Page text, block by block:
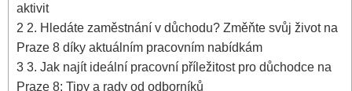
aktivit
2 2. Hledáte zaměstnání v důchodu? Změňte svůj život na
Praze 8 díky aktuálním pracovním nabídkám
3 3. Jak najít ideální pracovní příležitost pro důchodce na
Praze 8: Tipy a rady od odborníků